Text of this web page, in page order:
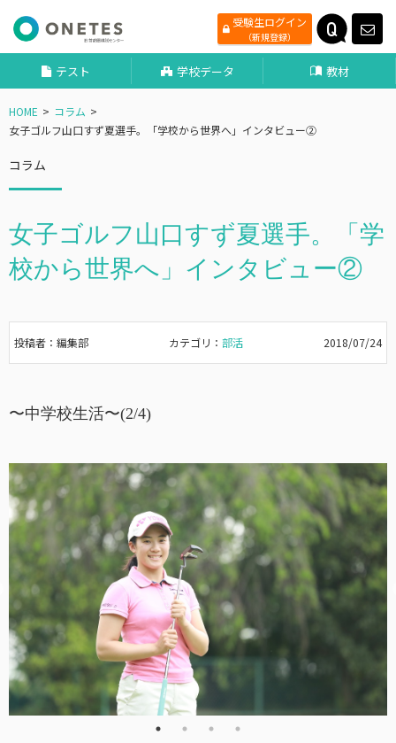
受験生ログイン
（新規登録）
テスト 学校データ 教材
HOME
コラム
女子ゴルフ山口すず夏選手。「学校から世界へ」インタビュー②
コラム
女子ゴルフ山口すず夏選手。「学
校から世界へ」インタビュー②
投稿者：編集部 カテゴリ： 部活 2018/07/24
〜中学校生活〜(2/4)